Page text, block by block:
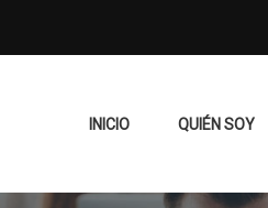
INICIO QUIÉN SOY